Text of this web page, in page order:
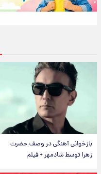
بازخوانی آهنگی در وصف حضرت
زهرا توسط شادمهر + فیلم